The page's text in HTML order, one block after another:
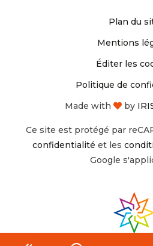
Plan du
Mentions
Éditer les
Politique de
Made with
by
Ce site est protégé par
confidentialité et les
Google